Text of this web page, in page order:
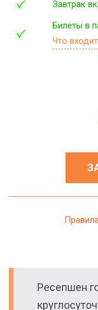
Завтрак
Билеты в
Что
Ресепшен